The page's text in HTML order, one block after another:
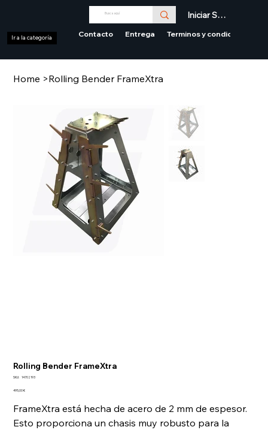
Iniciar Sesión
Contacto Entrega Terminos y condiciones
Ir a la categoría
Home >Rolling Bender FrameXtra
Rolling Bender FrameXtra
SKU:
SKU
14702193
Precio
495,00 €
FrameXtra está hecha de acero de 2 mm de espesor.
Esto proporciona un chasis muy robusto para la